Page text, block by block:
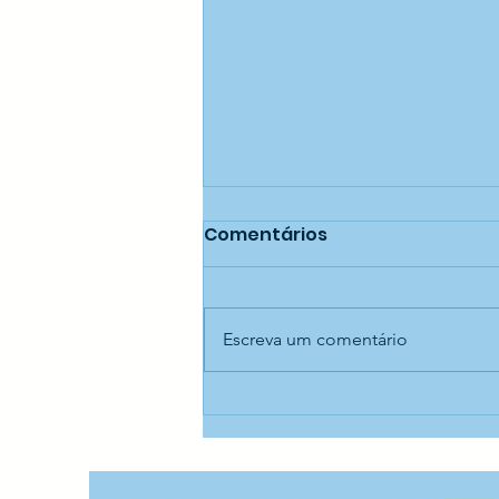
Oficina de confecção de
cestaria — CECI Jaraguá
Comentários
Escreva um comentário